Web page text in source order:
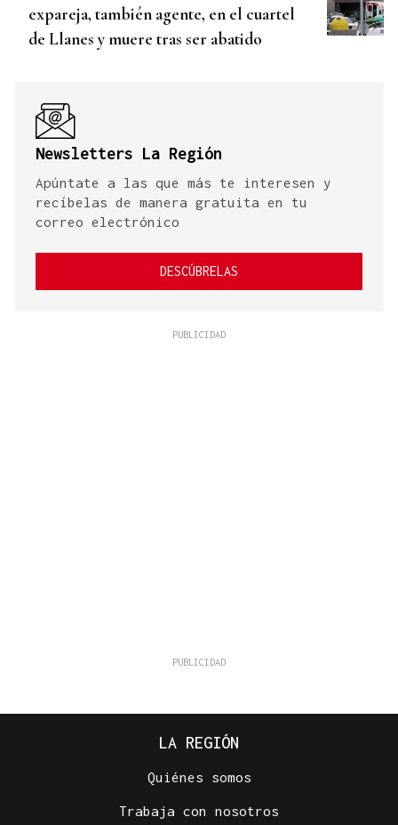
expareja, también agente, en el cuartel
de Llanes y muere tras ser abatido
Newsletters La Región
Apúntate a las que más te interesen y
recíbelas de manera gratuita en tu
correo electrónico
DESCÚBRELAS
LA REGIÓN
Quiénes somos
Trabaja con nosotros